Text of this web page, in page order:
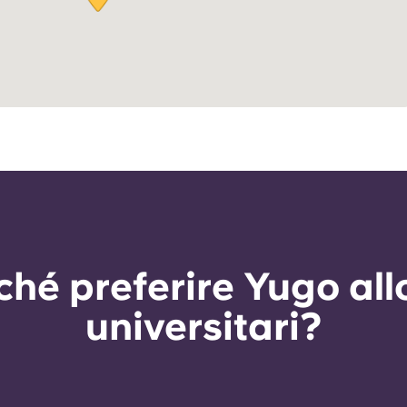
preferire Yugo
universitari?